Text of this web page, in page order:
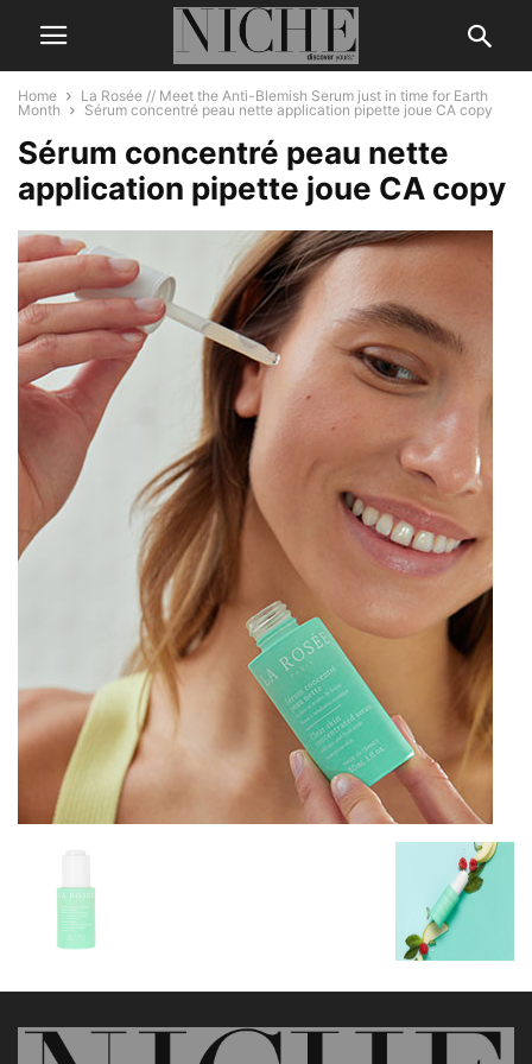
Home
La Rosée // Meet the Anti-Blemish Serum just in time for Earth
Month
Sérum concentré peau nette application pipette joue CA copy
Sérum concentré peau nette
application pipette joue CA copy